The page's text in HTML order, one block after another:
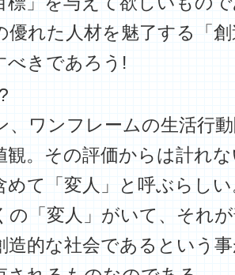
優れた人材を魅了する「
べきであろう!
、ワンフレームの生活行
観。その評価からは計れ
めて「変人」と呼ぶらし
の「変人」がいて、それ
造的な社会であるという